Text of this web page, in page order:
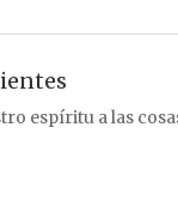
espíritu a las